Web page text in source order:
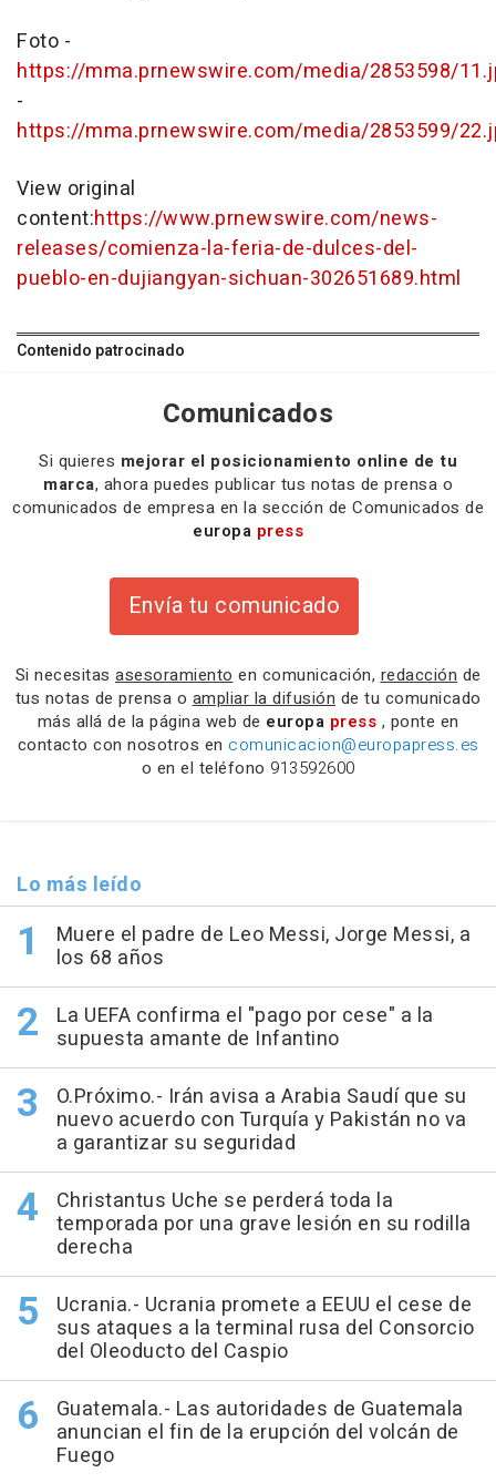
Foto -
https://mma.prnewswire.com/media/2853598/
-
https://mma.prnewswire.com/media/2853599/
View original
content:https://www.prnewswire.com/news-
releases/comienza-la-feria-de-dulces-del-
pueblo-en-dujiangyan-sichuan-302651689.html
Contenido patrocinado
Comunicados
Si quieres mejorar el posicionamiento online de tu
marca, ahora puedes publicar tus notas de prensa o
comunicados de empresa en la sección de Comunicados de
europa press
Envía tu comunicado
Si necesitas asesoramiento en comunicación, redacción de
tus notas de prensa o ampliar la difusión de tu comunicado
más allá de la página web de europa press , ponte en
contacto con nosotros en comunicacion@europapress.es
o en el teléfono 913592600
Lo más leído
Muere el padre de Leo Messi, Jorge Messi, a
los 68 años
La UEFA confirma el "pago por cese" a la
supuesta amante de Infantino
O.Próximo.- Irán avisa a Arabia Saudí que su
nuevo acuerdo con Turquía y Pakistán no va
a garantizar su seguridad
Christantus Uche se perderá toda la
temporada por una grave lesión en su rodilla
derecha
Ucrania.- Ucrania promete a EEUU el cese de
sus ataques a la terminal rusa del Consorcio
del Oleoducto del Caspio
Guatemala.- Las autoridades de Guatemala
anuncian el fin de la erupción del volcán de
Fuego